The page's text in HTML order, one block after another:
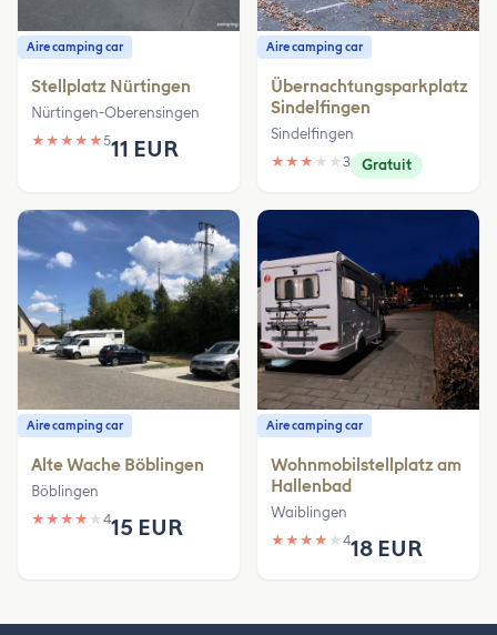
Aire camping car
Stellplatz Nürtingen
Nürtingen-Oberensingen
★ ★ ★ ★ ★511 EUR
Aire camping car
Übernachtungsparkplatz
Sindelfingen
Sindelfingen
★ ★ ★ ★ ★ 3 Gratuit
Aire camping car
Alte Wache Böblingen
Böblingen
★ ★ ★ ★ ★ 415 EUR
Aire camping car
Wohnmobilstellplatz am
Hallenbad
Waiblingen
★ ★ ★ ★ ★ 418 EUR